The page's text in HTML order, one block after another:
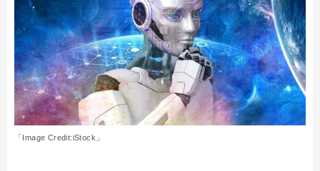
「Image Credit:iStock」